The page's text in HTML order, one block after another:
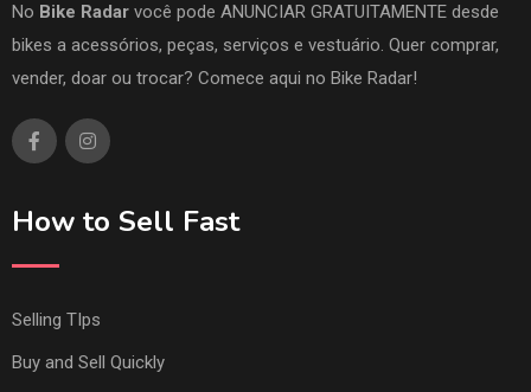
No Bike Radar você pode ANUNCIAR GRATUITAMENTE desde
bikes a acessórios, peças, serviços e vestuário. Quer comprar,
vender, doar ou trocar? Comece aqui no Bike Radar!
How to Sell Fast
Selling TIps
Buy and Sell Quickly